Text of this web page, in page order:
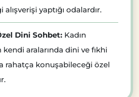
alışverişi yaptığı odalardır.
Dini Sohbet: Kadın
kendi aralarında dini ve fıkhi
rahatça konuşabileceği özel